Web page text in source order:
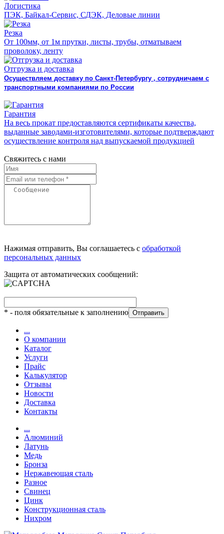
Логистика
ПЭК, Байкал-Сервис, СДЭК, Деловые линии
Резка
От 100мм, от 1м прутки, листы, трубы, отматываем
проволоку, ленту
Отгрузка и доставка
Осуществляем доставку по Санкт-Петербургу , сотрудничаем с
транспортными компаниями по России
Гарантия
На весь прокат предоставляются сертификаты качества,
выданные заводами-изготовителями, которые подтверждают
осуществление контроля над выпускаемой продукцией
Свяжитесь с нами
Нажимая отправить, Вы соглашаетесь с обработкой
персональных данных
Защита от автоматических сообщений:
* - поля обязательные к заполнению
...
О компании
Каталог
Услуги
Прайс
Калькулятор
Отзывы
Новости
Доставка
Контакты
...
Алюминий
Латунь
Медь
Бронза
Нержавеющая сталь
Разное
Свинец
Цинк
Конструкционная сталь
Нихром